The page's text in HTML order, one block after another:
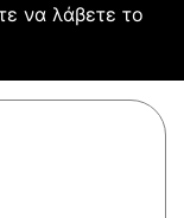
να λάβετε το